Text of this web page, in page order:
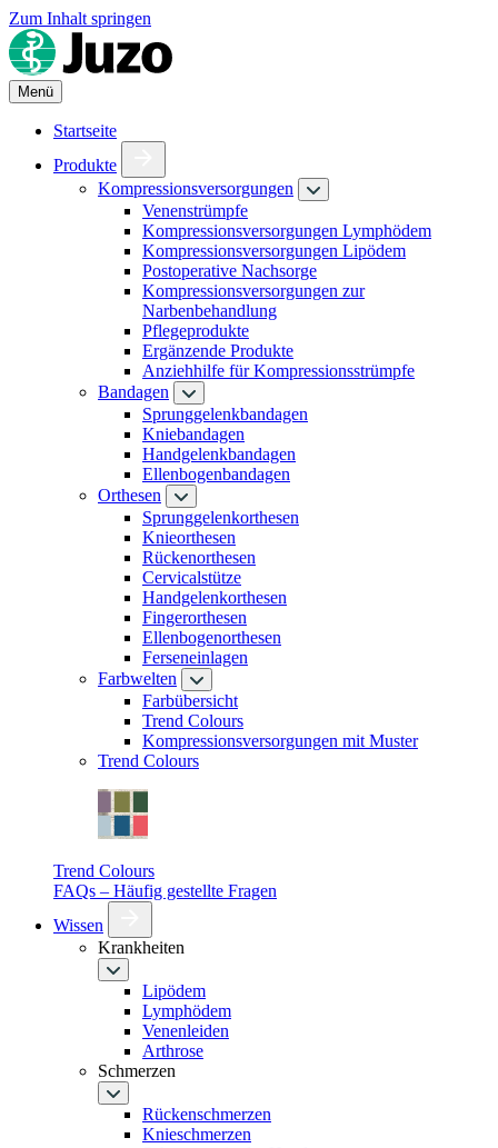
Zum Inhalt springen
Menü
Startseite
Produkte
Kompressionsversorgungen
Venenstrümpfe
Kompressionsversorgungen Lymphödem
Kompressionsversorgungen Lipödem
Postoperative Nachsorge
Kompressionsversorgungen zur
Narbenbehandlung
Pflegeprodukte
Ergänzende Produkte
Anziehhilfe für Kompressionsstrümpfe
Bandagen
Sprunggelenkbandagen
Kniebandagen
Handgelenkbandagen
Ellenbogenbandagen
Orthesen
Sprunggelenkorthesen
Knieorthesen
Rückenorthesen
Cervicalstütze
Handgelenkorthesen
Fingerorthesen
Ellenbogenorthesen
Ferseneinlagen
Farbwelten
Farbübersicht
Trend Colours
Kompressionsversorgungen mit Muster
Trend Colours
Trend Colours
FAQs – Häufig gestellte Fragen
Wissen
Krankheiten
Lipödem
Lymphödem
Venenleiden
Arthrose
Schmerzen
Rückenschmerzen
Knieschmerzen